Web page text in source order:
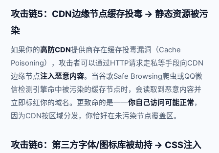
攻击链5：CDN边缘节点缓存投毒 → 静态资源被污
染
如果你的高防CDN提供商存在缓存投毒漏洞（Cache
Poisoning），攻击者可以通过HTTP请求走私等手段向CDN
边缘节点注入恶意内容。当谷歌Safe Browsing爬虫或QQ微
信检测引擎命中被污染的缓存节点时，会读取到恶意内容并
立即标红你的域名。更致命的是——你自己访问可能正常，
因为CDN按区域分发，你恰好在未污染节点覆盖区。
攻击链6：第三方字体/图标库被劫持 → CSS注入